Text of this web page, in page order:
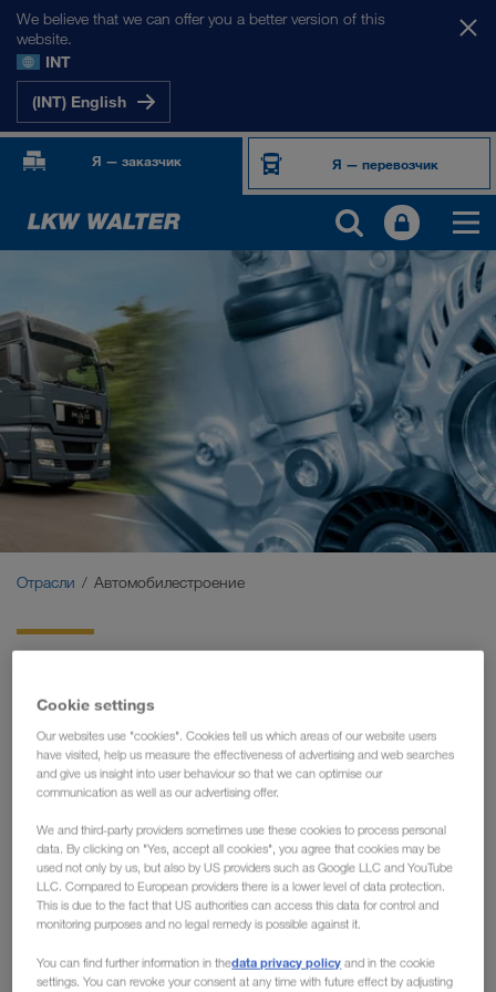
We believe that we can offer you a better version of this
website.
INT
(INT) English
Я — заказчик Я — перевозчик
Автомобильные перевозки
Цифровые решения
Комбинированные перевозки
Экологичные перевозки
Отрасли Автомобилестроение
Перевозки для
автомобильной
промышленности -
Эффективные перевозки для
вашей логистической
цепочки
Благодаря переходу на цифровые технологии и
«Индустрии 4.0» еще больше возрастает значение
своевременных перевозок. Поэтому необходимо найти
действительно сильного партнера. Такого партнера,
Cookie settings
Our websites use "cookies". Cookies tell us which areas of our website users
have visited, help us measure the effectiveness of advertising and web searches
and give us insight into user behaviour so that we can optimise our
communication as well as our advertising offer.
We and third-party providers sometimes use these cookies to process personal
data. By clicking on "Yes, accept all cookies", you agree that cookies may be
used not only by us, but also by US providers such as Google LLC and YouTube
LLC. Compared to European providers there is a lower level of data protection.
This is due to the fact that US authorities can access this data for control and
monitoring purposes and no legal remedy is possible against it.
You can find further information in thedata privacy policy and in the cookie
settings. You can revoke your consent at any time with future effect by adjusting